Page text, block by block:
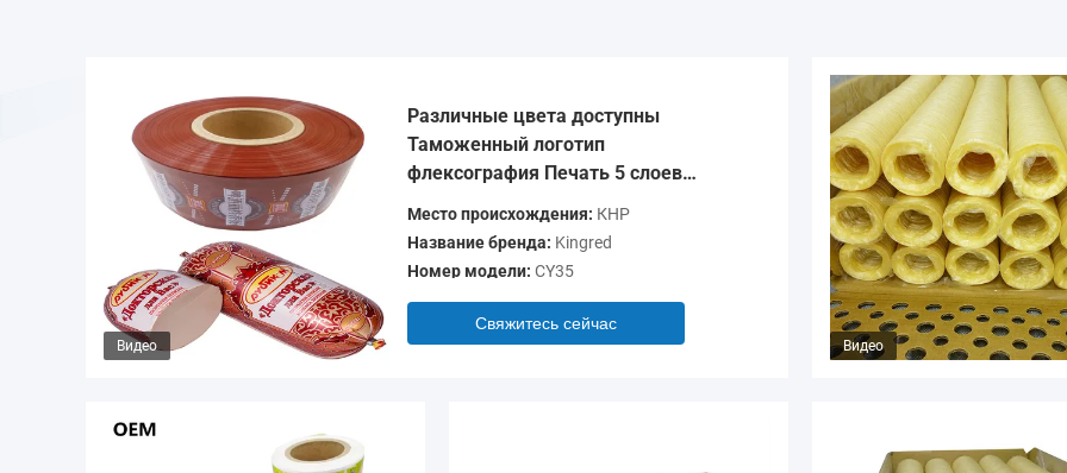
Видео
Различные цвета доступны
Таможенный логотип
флексография Печать 5 слоев
Место происхождения: КНР
Название бренда: Kingred
Номер модели: CY35
Свяжитесь сейчас
Видео